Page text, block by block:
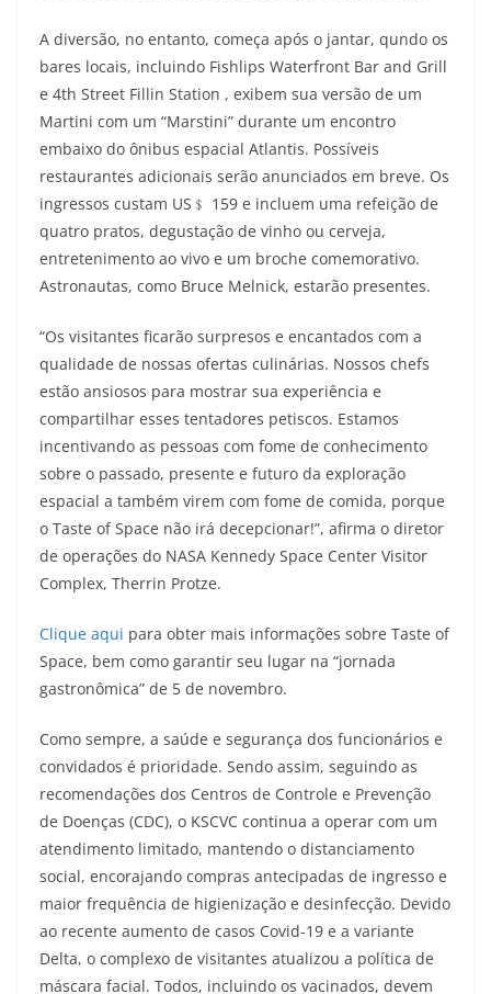
A diversão, no entanto, começa após o jantar, qundo os
bares locais, incluindo Fishlips Waterfront Bar and Grill
e 4th Street Fillin Station , exibem sua versão de um
Martini com um “Marstini” durante um encontro
embaixo do ônibus espacial Atlantis. Possíveis
restaurantes adicionais serão anunciados em breve. Os
ingressos custam US﹩ 159 e incluem uma refeição de
quatro pratos, degustação de vinho ou cerveja,
entretenimento ao vivo e um broche comemorativo.
Astronautas, como Bruce Melnick, estarão presentes.
“Os visitantes ficarão surpresos e encantados com a
qualidade de nossas ofertas culinárias. Nossos chefs
estão ansiosos para mostrar sua experiência e
compartilhar esses tentadores petiscos. Estamos
incentivando as pessoas com fome de conhecimento
sobre o passado, presente e futuro da exploração
espacial a também virem com fome de comida, porque
o Taste of Space não irá decepcionar!”, afirma o diretor
de operações do NASA Kennedy Space Center Visitor
Complex, Therrin Protze.
Clique aqui para obter mais informações sobre Taste of
Space, bem como garantir seu lugar na “jornada
gastronômica” de 5 de novembro.
Como sempre, a saúde e segurança dos funcionários e
convidados é prioridade. Sendo assim, seguindo as
recomendações dos Centros de Controle e Prevenção
de Doenças (CDC), o KSCVC continua a operar com um
atendimento limitado, mantendo o distanciamento
social, encorajando compras antecipadas de ingresso e
maior frequência de higienização e desinfecção. Devido
ao recente aumento de casos Covid-19 e a variante
Delta, o complexo de visitantes atualizou a política de
máscara facial. Todos, incluindo os vacinados, devem